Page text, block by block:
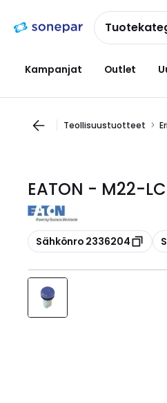
navigointiinsisältöön
Kampanjat Outlet
Teollisuustuotteet
EATON - M22-
Kopioi
Sähkönro 2336204